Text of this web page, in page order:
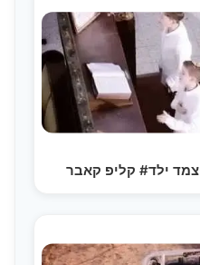
ילד# קליפ קאבר